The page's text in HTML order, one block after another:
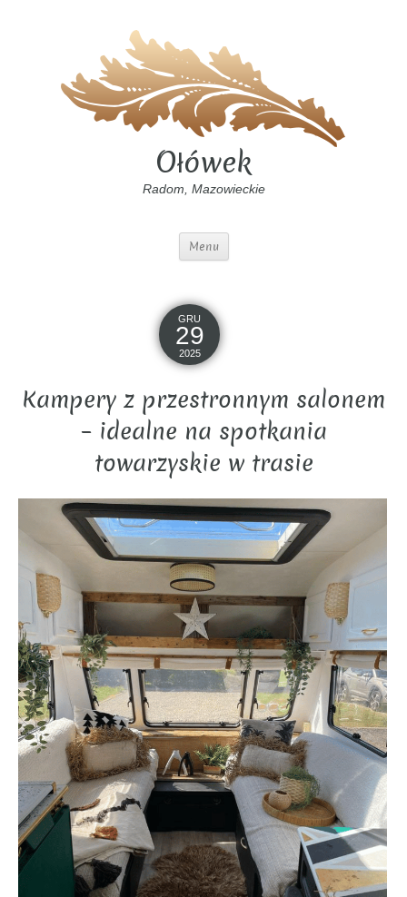
Ołówek
Radom, Mazowieckie
Menu
GRU
29
2025
Kampery z przestronnym salonem
– idealne na spotkania
towarzyskie w trasie